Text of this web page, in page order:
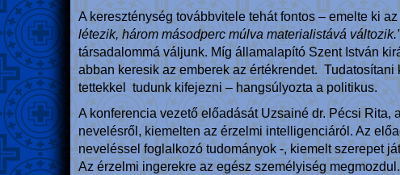
A kereszténység továbbvitele tehát fontos – emelte ki
létezik, három másodperc múlva materialistává változik.”
társadalommá váljunk. Míg államalapító Szent István
abban keresik az emberek az értékrendet.
tettekkel tudunk kifejezni – hangsúlyozta a politikus.
A konferencia vezető előadását Uzsainé dr. Pécsi
nevelésről, kiemelten az érzelmi intelligenciáról. Az
neveléssel foglalkozó tudományok -, kiemelt szerepet
Az érzelmi ingerekre az egész személyiség